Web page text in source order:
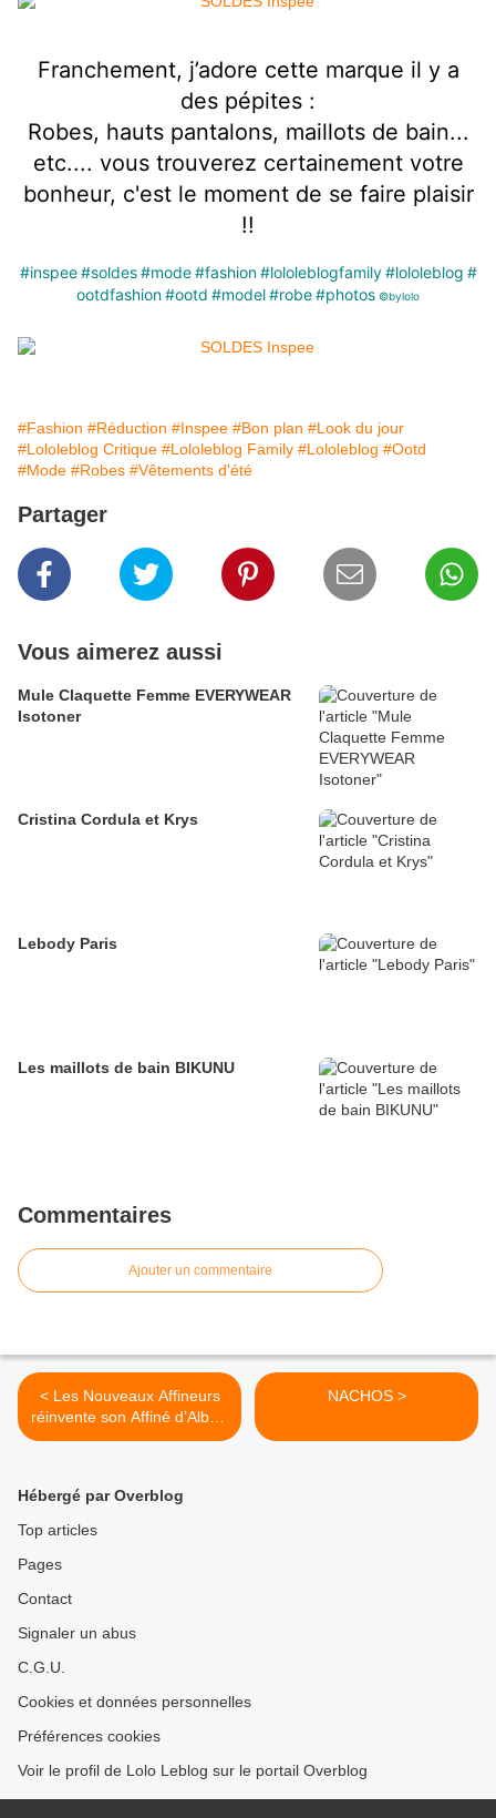
Franchement, j’adore cette marque il y a
des pépites :
Robes, hauts pantalons, maillots de bain...
etc.... vous trouverez certainement votre
bonheur, c'est le moment de se faire plaisir
!!
#inspee #soldes #mode #fashion #lololeblogfamily #lololeblog #
ootdfashion#ootd #model#robe#photos ©️bylolo
#Fashion #Réduction #Inspee #Bon plan #Look du jour
#Lololeblog Critique #Lololeblog Family #Lololeblog #Ootd
#Mode #Robes #Vêtements d'été
Partager
Vous aimerez aussi
Mule Claquette Femme EVERYWEAR
Isotoner
Cristina Cordula et Krys
Lebody Paris
Les maillots de bain BIKUNU
Commentaires
Ajouter un commentaire
< Les Nouveaux Affineurs
réinvente son Affiné d’Albert
100% végétal !
NACHOS >
Hébergé par Overblog
Top articles
Pages
Contact
Signaler un abus
C.G.U.
Cookies et données personnelles
Préférences cookies
Voir le profil de Lolo Leblog sur le portail Overblog